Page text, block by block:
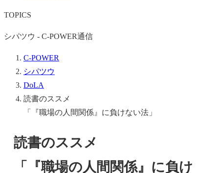
TOPICS
シパツウ - C-POWER通信
C-POWER
シパツウ
DoLA
読書のススメ
「『職場の人間関係』に負けない法」
読書のススメ
「『職場の人間関係』に負け